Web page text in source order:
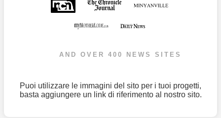
AND OVER 400 NEWS SITES
Puoi utilizzare le immagini del sito per i tuoi progetti,
basta aggiungere un link di riferimento al nostro sito.